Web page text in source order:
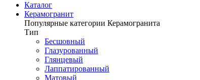
Каталог
Керамогранит
Популярные категории Керамогранита
Тип
Бесшовный
Глазурованный
Глянцевый
Лаппатированный
Матовый